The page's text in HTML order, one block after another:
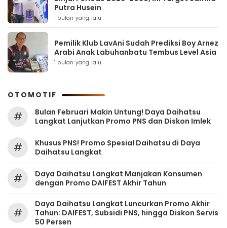
Putra Husein
1 bulan yang lalu
Pemilik Klub LavAni Sudah Prediksi Boy Arnez
Arabi Anak Labuhanbatu Tembus Level Asia
1 bulan yang lalu
OTOMOTIF
#
Bulan Februari Makin Untung! Daya Daihatsu
Langkat Lanjutkan Promo PNS dan Diskon Imlek
#
Khusus PNS! Promo Spesial Daihatsu di Daya
Daihatsu Langkat
#
Daya Daihatsu Langkat Manjakan Konsumen
dengan Promo DAIFEST Akhir Tahun
#
Daya Daihatsu Langkat Luncurkan Promo Akhir
Tahun: DAIFEST, Subsidi PNS, hingga Diskon Servis
50 Persen